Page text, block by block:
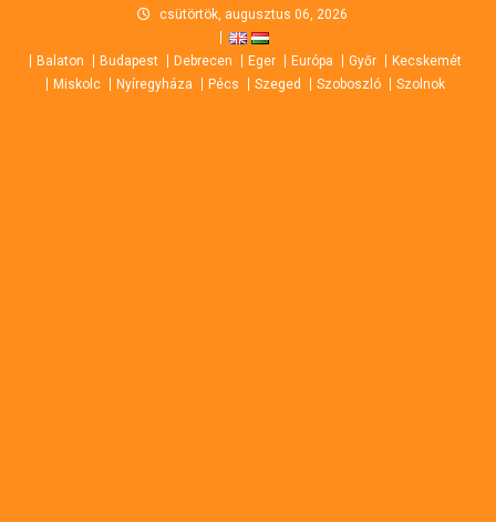
content
csütörtök, augusztus 06, 2026
Balaton Budapest Debrecen Eger Európa Győr
Kecskemét
Miskolc
Nyíregyháza Pécs Szeged Szoboszló Szolnok